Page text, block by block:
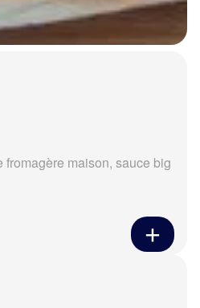
fromagère maison, sauce big